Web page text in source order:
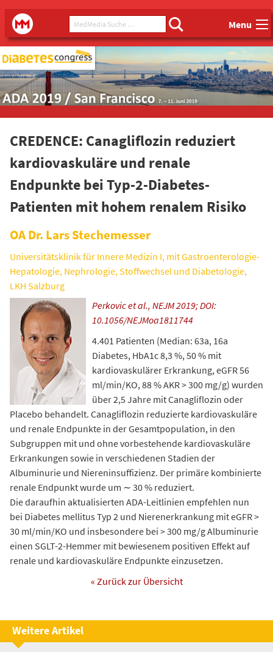
Main menu
MedMedia MedMedia Suche ... Menu
CREDENCE: Canagliflozin reduziert
kardiovaskuläre und renale
Endpunkte bei Typ-2-Diabetes-
Patienten mit hohem renalem Risiko
OA Dr. Lars Stechemesser
Universitätsklinik für Innere Medizin I, mit Gastroenterologie-
Hepatologie, Nephrologie, Stoffwechsel und Diabetologie,
LKH Salzburg
Perkovic et al., NEJM 2019; DOI:
10.1056/NEJMoa1811744
4.401 Patienten (Median: 63a, 16a
Diabetes, HbA1c 8,3 %, 50 % mit
kardiovaskulärer Erkrankung, eGFR 56
ml/min/KO, 88 % AKR > 300 mg/g) wurden
über 2,5 Jahre mit Canagliflozin oder
Placebo behandelt. Canagliflozin reduzierte kardiovaskuläre
und renale Endpunkte in der Gesamtpopulation, in den
Subgruppen mit und ohne vorbestehende kardiovaskuläre
Erkrankungen sowie in verschiedenen Stadien der
Albuminurie und Niereninsuffizienz. Der primäre kombinierte
renale Endpunkt wurde um ∼ 30 % reduziert.
Die daraufhin aktualisierten ADA-Leitlinien empfehlen nun
bei Diabetes mellitus Typ 2 und Nierenerkrankung mit eGFR >
30 ml/min/KO und insbesondere bei > 300 mg/g Albuminurie
einen SGLT-2-Hemmer mit bewiesenem positiven Effekt auf
renale und kardiovaskuläre Endpunkte einzusetzen.
« Zurück zur Übersicht
Weitere Artikel